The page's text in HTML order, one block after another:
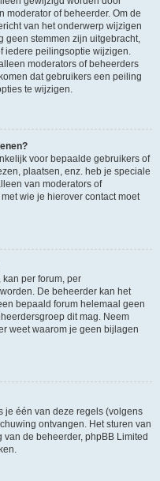
moderator of beheerder. Om de
van het onderwerp wijzigen
geen stemmen zijn uitgebracht,
iedere peilingsoptie wijzigen.
moderators of beheerders
dat gebruikers een peiling
te wijzigen.
voor bepaalde gebruikers of
plaatsen, enz. heb je speciale
van moderators of
wie je hierover contact moet
per forum, per
De beheerder kan het
bepaald forum helemaal geen
dit mag. Neem
weet waarom je geen bijlagen
je één van deze regels (volgens
ontvangen. Het sturen van
de beheerder, phpBB Limited